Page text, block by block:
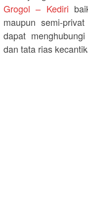
Grogol – Kediri
maupun semi-
dapat
dan tata rias